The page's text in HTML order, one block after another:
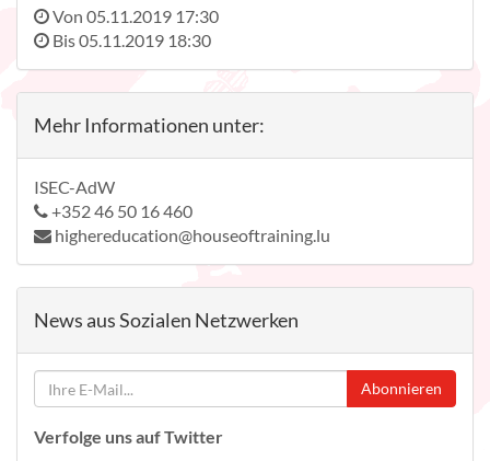
Von 05.11.2019 17:30
Bis05.11.2019 18:30
Mehr Informationen unter:
ISEC-AdW
+352 46 50 16 460
highereducation@houseoftraining.lu
News aus Sozialen Netzwerken
Abonnieren
Verfolge uns auf Twitter